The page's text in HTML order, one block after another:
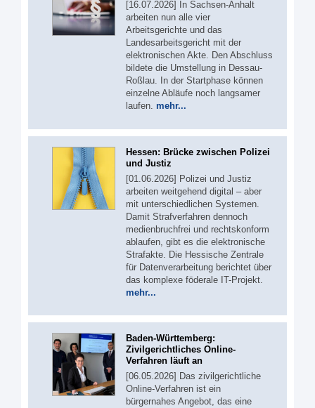
[16.07.2026] In Sachsen-Anhalt
arbeiten nun alle vier
Arbeitsgerichte und das
Landesarbeitsgericht mit der
elektronischen Akte. Den Abschluss
bildete die Umstellung in Dessau-
Roßlau. In der Startphase können
einzelne Abläufe noch langsamer
laufen. mehr...
Hessen: Brücke zwischen Polizei
und Justiz
[01.06.2026] Polizei und Justiz
arbeiten weitgehend digital – aber
mit unterschiedlichen Systemen.
Damit Strafverfahren dennoch
medienbruchfrei und rechtskonform
ablaufen, gibt es die elektronische
Strafakte. Die Hessische Zentrale
für Datenverarbeitung berichtet über
das komplexe föderale IT-Projekt.
mehr...
Baden-Württemberg:
Zivilgerichtliches Online-
Verfahren läuft an
[06.05.2026] Das zivilgerichtliche
Online-Verfahren ist ein
bürgernahes Angebot, das eine